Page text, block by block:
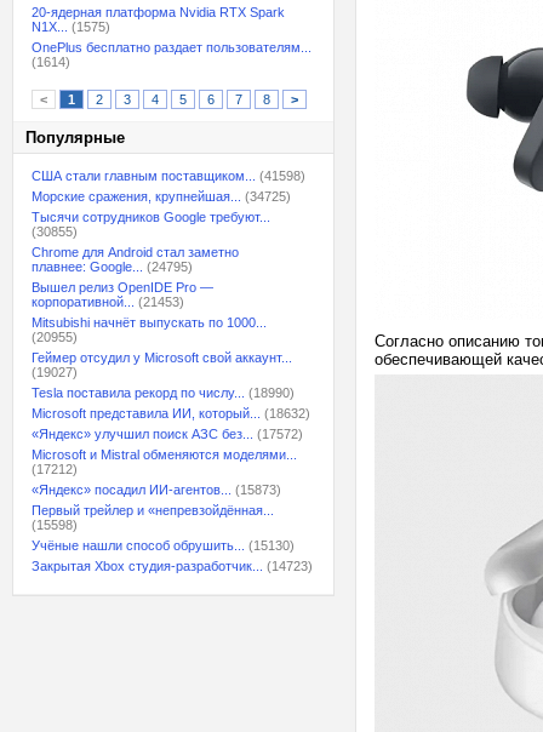
20-ядерная платформа Nvidia RTX Spark
N1X...
(1575)
OnePlus бесплатно раздает пользователям...
(1614)
< 1 2 3 4 5 6 7 8 >
Популярные
США стали главным поставщиком...
(41598)
Морские сражения, крупнейшая...
(34725)
Тысячи сотрудников Google требуют...
(30855)
Chrome для Android стал заметно
плавнее: Google...
(24795)
Вышел релиз OpenIDE Pro —
корпоративной...
(21453)
Mitsubishi начнёт выпускать по 1000...
(20955)
Геймер отсудил у Microsoft свой аккаунт...
(19027)
Tesla поставила рекорд по числу...
(18990)
Microsoft представила ИИ, который...
(18632)
«Яндекс» улучшил поиск АЗС без...
(17572)
Microsoft и Mistral обменяются моделями...
(17212)
«Яндекс» посадил ИИ-агентов...
(15873)
Первый трейлер и «непревзойдённая...
(15598)
Учёные нашли способ обрушить...
(15130)
Закрытая Xbox студия-разработчик...
(14723)
Согласно описанию
обеспечивающей